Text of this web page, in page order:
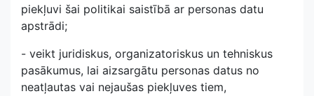
piekļuvi šai politikai saistībā ar personas datu
apstrādi;
- veikt juridiskus, organizatoriskus un tehniskus
pasākumus, lai aizsargātu personas datus no
neatļautas vai nejaušas piekļuves tiem,